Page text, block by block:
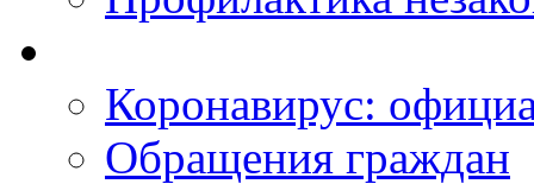
Коронавирус:
Обращения граждан